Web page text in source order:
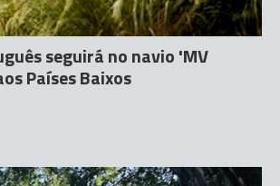
seguirá no navio 'MV
Países Baixos